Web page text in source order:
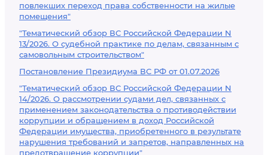
повлекших переход права собственности на жилые
помещения"
"Тематический обзор ВС Российской Федерации N
13/2026. О судебной практике по делам, связанным с
самовольным строительством"
Постановление Президиума ВС РФ от 01.07.2026
"Тематический обзор ВС Российской Федерации N
14/2026. О рассмотрении судами дел, связанных с
применением законодательства о противодействии
коррупции и обращением в доход Российской
Федерации имущества, приобретенного в результате
нарушения требований и запретов, направленных на
предотвращение коррупции"